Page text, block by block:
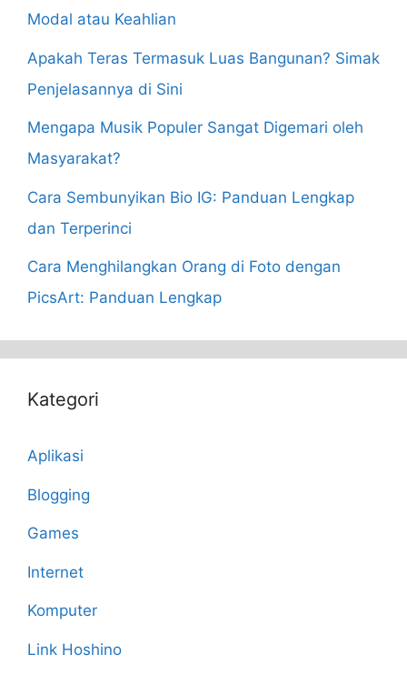
Modal atau Keahlian
Apakah Teras Termasuk Luas Bangunan? Simak
Penjelasannya di Sini
Mengapa Musik Populer Sangat Digemari oleh
Masyarakat?
Cara Sembunyikan Bio IG: Panduan Lengkap
dan Terperinci
Cara Menghilangkan Orang di Foto dengan
PicsArt: Panduan Lengkap
Kategori
Aplikasi
Blogging
Games
Internet
Komputer
Link Hoshino